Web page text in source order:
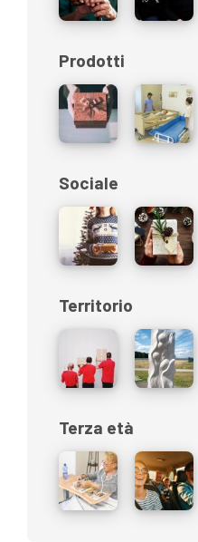
Prodotti
Sociale
Territorio
Terza età